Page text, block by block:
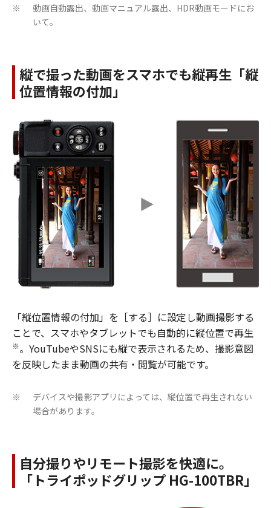
※
動画自動露出、動画マニュアル露出、HDR動画モードにお
いて。
縦で撮った動画をスマホでも縦再生「縦
位置情報の付加」
「縦位置情報の付加」を［する］に設定し動画撮影する
ことで、スマホやタブレットでも自動的に縦位置で再生
※。YouTubeやSNSにも縦で表示されるため、撮影意図
を反映したまま動画の共有・閲覧が可能です。
※
デバイスや撮影アプリによっては、縦位置で再生されない
場合があります。
自分撮りやリモート撮影を快適に。
「トライポッドグリップ HG-100TBR」